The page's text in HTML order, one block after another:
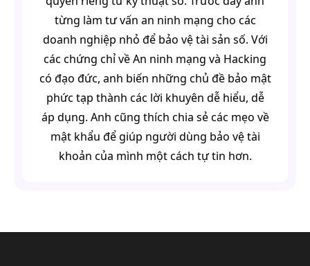
từng làm tư vấn an ninh mạng cho các
doanh nghiệp nhỏ để bảo vệ tài sản số. Với
các chứng chỉ về An ninh mạng và Hacking
có đạo đức, anh biến những chủ đề bảo mật
phức tạp thành các lời khuyên dễ hiểu, dễ
áp dụng. Anh cũng thích chia sẻ các mẹo về
mật khẩu để giúp người dùng bảo vệ tài
khoản của mình một cách tự tin hơn.